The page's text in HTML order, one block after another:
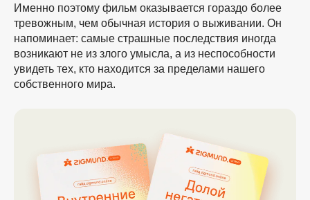
Именно поэтому фильм оказывается гораздо более
тревожным, чем обычная история о выживании. Он
напоминает: самые страшные последствия иногда
возникают не из злого умысла, а из неспособности
увидеть тех, кто находится за пределами нашего
собственного мира.